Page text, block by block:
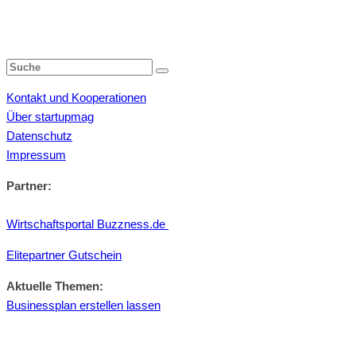
Kontakt und Kooperationen
Über startupmag
Datenschutz
Impressum
Partner:
Wirtschaftsportal Buzzness.de
Elitepartner Gutschein
Aktuelle Themen:
Businessplan erstellen lassen